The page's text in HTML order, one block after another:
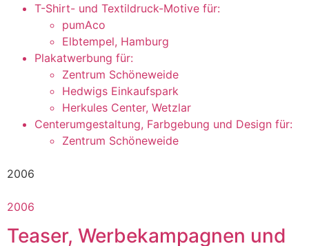
T-Shirt- und Textildruck-Motive für:
pumAco
Elbtempel, Hamburg
Plakatwerbung für:
Zentrum Schöneweide
Hedwigs Einkaufspark
Herkules Center, Wetzlar
Centerumgestaltung, Farbgebung und Design für:
Zentrum Schöneweide
2006
2006
Teaser, Werbekampagnen und